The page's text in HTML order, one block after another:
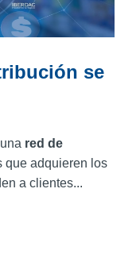
se
red de
que adquieren los
a clientes...